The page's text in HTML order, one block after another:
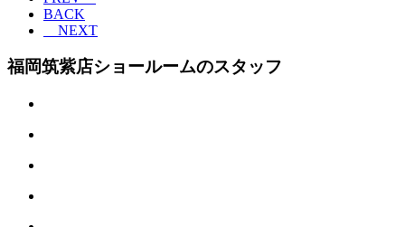
BACK
NEXT
福岡筑紫店ショールームのスタッフ